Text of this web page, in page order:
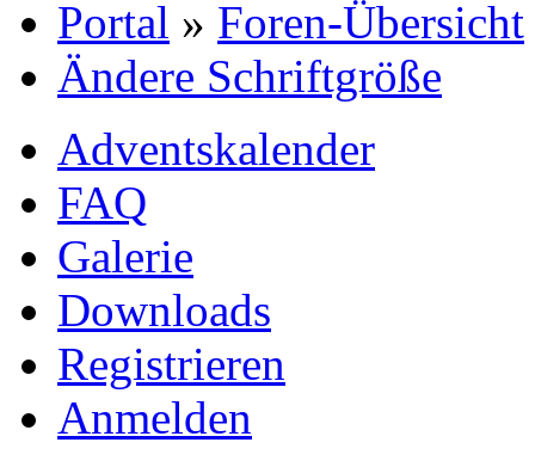
Portal » Foren-Übersicht
Ändere Schriftgröße
Adventskalender
FAQ
Galerie
Downloads
Registrieren
Anmelden